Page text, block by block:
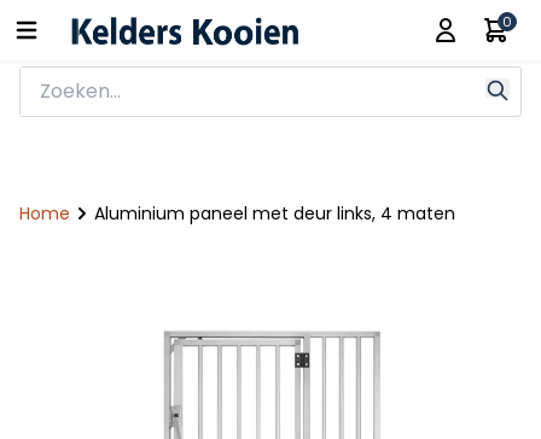
0
Home Aluminium paneel met deur links, 4 maten